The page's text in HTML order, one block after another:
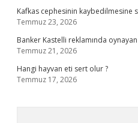
Kafkas cephesinin kaybedilmesine
Temmuz 23, 2026
Banker Kastelli reklamında
Temmuz 21, 2026
Hangi hayvan eti sert olur ?
Temmuz 17, 2026